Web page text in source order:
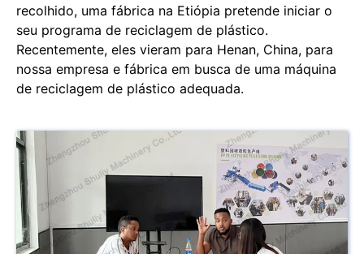
recolhido, uma fábrica na Etiópia pretende iniciar o
seu programa de reciclagem de plástico.
Recentemente, eles vieram para Henan, China, para
nossa empresa e fábrica em busca de uma máquina
de reciclagem de plástico adequada.